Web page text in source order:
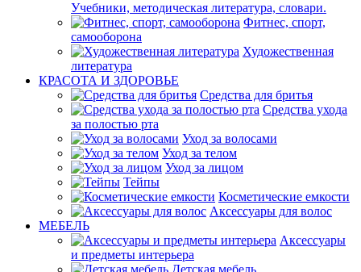
Учебники, методическая литература, словари.
Фитнес, спорт,
самооборона
Художественная
литература
КРАСОТА И ЗДОРОВЬЕ
Средства для бритья
Средства ухода
за полостью рта
Уход за волосами
Уход за телом
Уход за лицом
Тейпы
Косметические емкости
Аксессуары для волос
МЕБЕЛЬ
Аксессуары
и предметы интерьера
Детская мебель